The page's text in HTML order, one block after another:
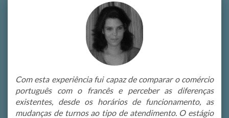
Com esta experiência fui capaz de comparar o comércio
português com o francês e perceber as diferenças
existentes, desde os horários de funcionamento, as
mudanças de turnos ao tipo de atendimento. O estágio